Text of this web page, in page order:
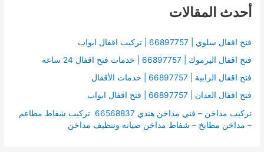
ث
ن
:
أحدث المقالات
فتح اقفال سلوي | 66897757 | تركيب اقفال ابواب
فتح اقفال اليرموك | 66897757 | خدمات فتح اقفال 24 ساعه
فتح اقفال الرابية | 66897757 | خدمات الأقفال
فتح اقفال العدان | 66897757 | فتح اقفال ابواب
تركيب مداخن – فني مداخن هندي 66568837 تركيب شفاط مطاعم
– مداخن مطابخ – شفاط مداخن صيانه وتنظيف مداخن